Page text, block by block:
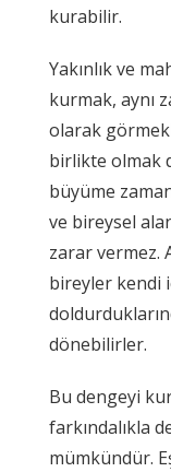
kurabilir.
Yakınlık ve
kurmak, aynı
olarak
birlikte olmak
büyüme
ve bireysel
zarar vermez.
bireyler kendi
dönebilirler.
Bu dengeyi
farkındalıkla
mümkündür.